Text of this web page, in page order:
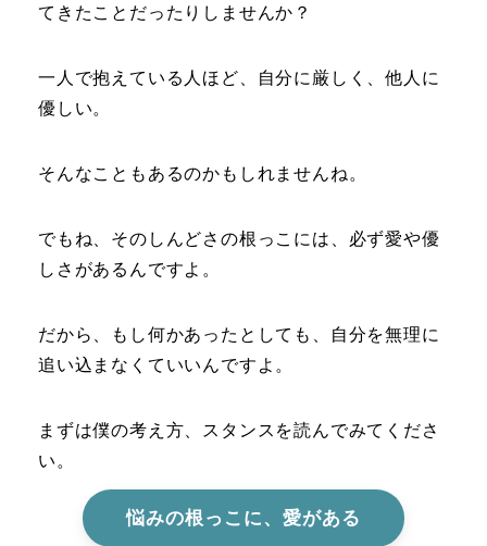
てきたことだったりしませんか？
一人で抱えている人ほど、自分に厳しく、他人に
優しい。
そんなこともあるのかもしれませんね。
でもね、そのしんどさの根っこには、必ず愛や優
しさがあるんですよ。
だから、もし何かあったとしても、自分を無理に
追い込まなくていいんですよ。
まずは僕の考え方、スタンスを読んでみてくださ
い。
悩みの根っこに、愛がある